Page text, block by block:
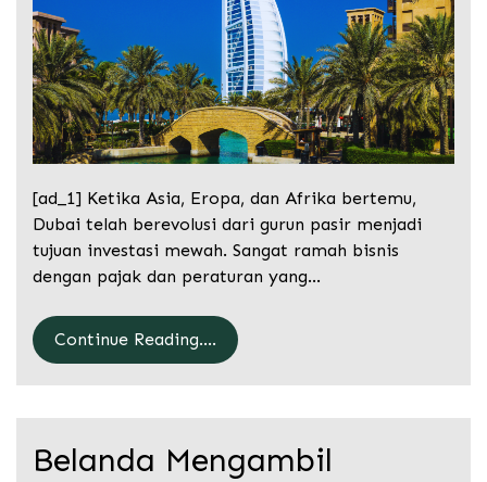
[ad_1] Ketika Asia, Eropa, dan Afrika bertemu,
Dubai telah berevolusi dari gurun pasir menjadi
tujuan investasi mewah. Sangat ramah bisnis
dengan pajak dan peraturan yang…
Continue Reading....
Belanda Mengambil